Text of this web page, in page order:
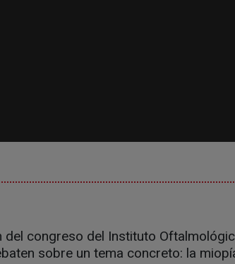
congreso del Instituto
sobre un tema concreto: la